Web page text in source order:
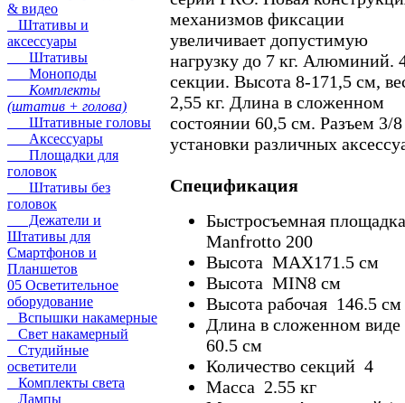
& видео
Штативы и
аксессуары
Штативы
Моноподы
Комплекты
(штатив + голова)
Штативные головы
Аксессуары
Площадки для
головок
Штативы без
головок
Дежатели и
Штативы для
Смартфонов и
Планшетов
05 Осветительное
оборудование
Вспышки накамерные
Свет накамерный
Студийные
осветители
Комплекты света
Лампы
механизмов фиксации
увеличивает допустимую
нагрузку до 7 кг. Алюминий.
секции. Высота 8-171,5 см,
2,55 кг. Длина в сложенном
состоянии 60,5 см. Разъем 3/
установки различных
Спецификация
Быстросъемная
Manfrotto 200
Высота MAX171.5 см
Высота MIN8 см
Высота рабочая 146.5 см
Длина в сложенном виде
60.5 см
Количество секций 4
Масса 2.55 кг